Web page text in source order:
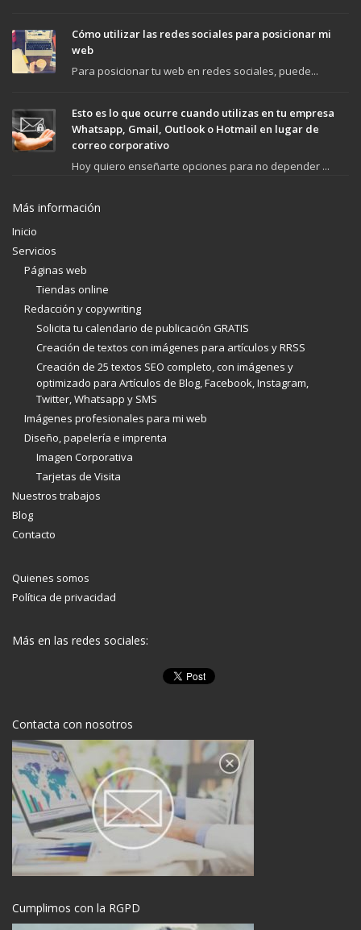
Cómo utilizar las redes sociales para posicionar mi
web
Para posicionar tu web en redes sociales, puede...
Esto es lo que ocurre cuando utilizas en tu empresa
Whatsapp, Gmail, Outlook o Hotmail en lugar de
correo corporativo
Hoy quiero enseñarte opciones para no depender ...
Más información
Inicio
Servicios
Páginas web
Tiendas online
Redacción y copywriting
Solicita tu calendario de publicación GRATIS
Creación de textos con imágenes para artículos y RRSS
Creación de 25 textos SEO completo, con imágenes y
optimizado para Artículos de Blog, Facebook, Instagram,
Twitter, Whatsapp y SMS
Imágenes profesionales para mi web
Diseño, papelería e imprenta
Imagen Corporativa
Tarjetas de Visita
Nuestros trabajos
Blog
Contacto
Quienes somos
Política de privacidad
Más en las redes sociales:
Contacta con nosotros
Cumplimos con la RGPD